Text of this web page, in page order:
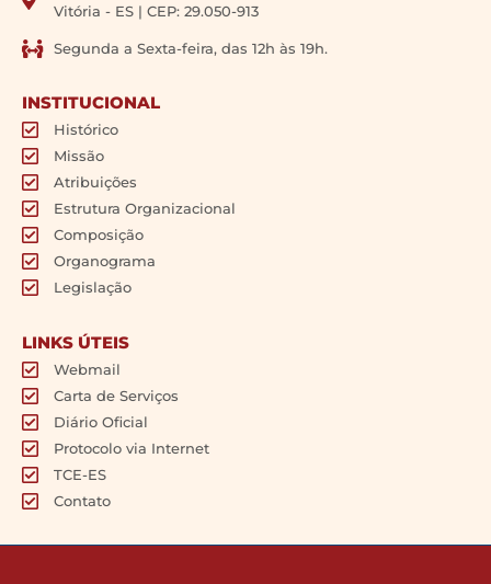
Vitória - ES | CEP: 29.050-913
Segunda a Sexta-feira, das 12h às 19h.
INSTITUCIONAL
Histórico
Missão
Atribuições
Estrutura Organizacional
Composição
Organograma
Legislação
LINKS ÚTEIS
Webmail
Carta de Serviços
Diário Oficial
Protocolo via Internet
TCE-ES
Contato